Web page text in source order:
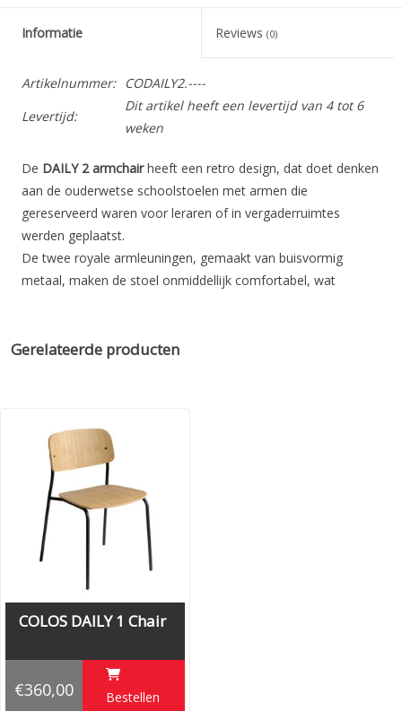
Informatie Reviews (0)
Artikelnummer:
CODAILY2.----
Levertijd:
Dit artikel heeft een levertijd van 4 tot 6
weken
De DAILY 2 armchairheeft een retro design, dat doet denken
aan de ouderwetse schoolstoelen met armen die
gereserveerd waren voor leraren of in vergaderruimtes
werden geplaatst.
De twee royale armleuningen, gemaakt van buisvormig
metaal, maken de stoel onmiddellijk comfortabel, wat
wat ook handig is voor het lezen van een krant of tablet: dit
De stoel is stapelbaar tot 6 stuks.
Gerelateerde producten
COLOS DAILY 1 Chair
€360,00 Bestellen